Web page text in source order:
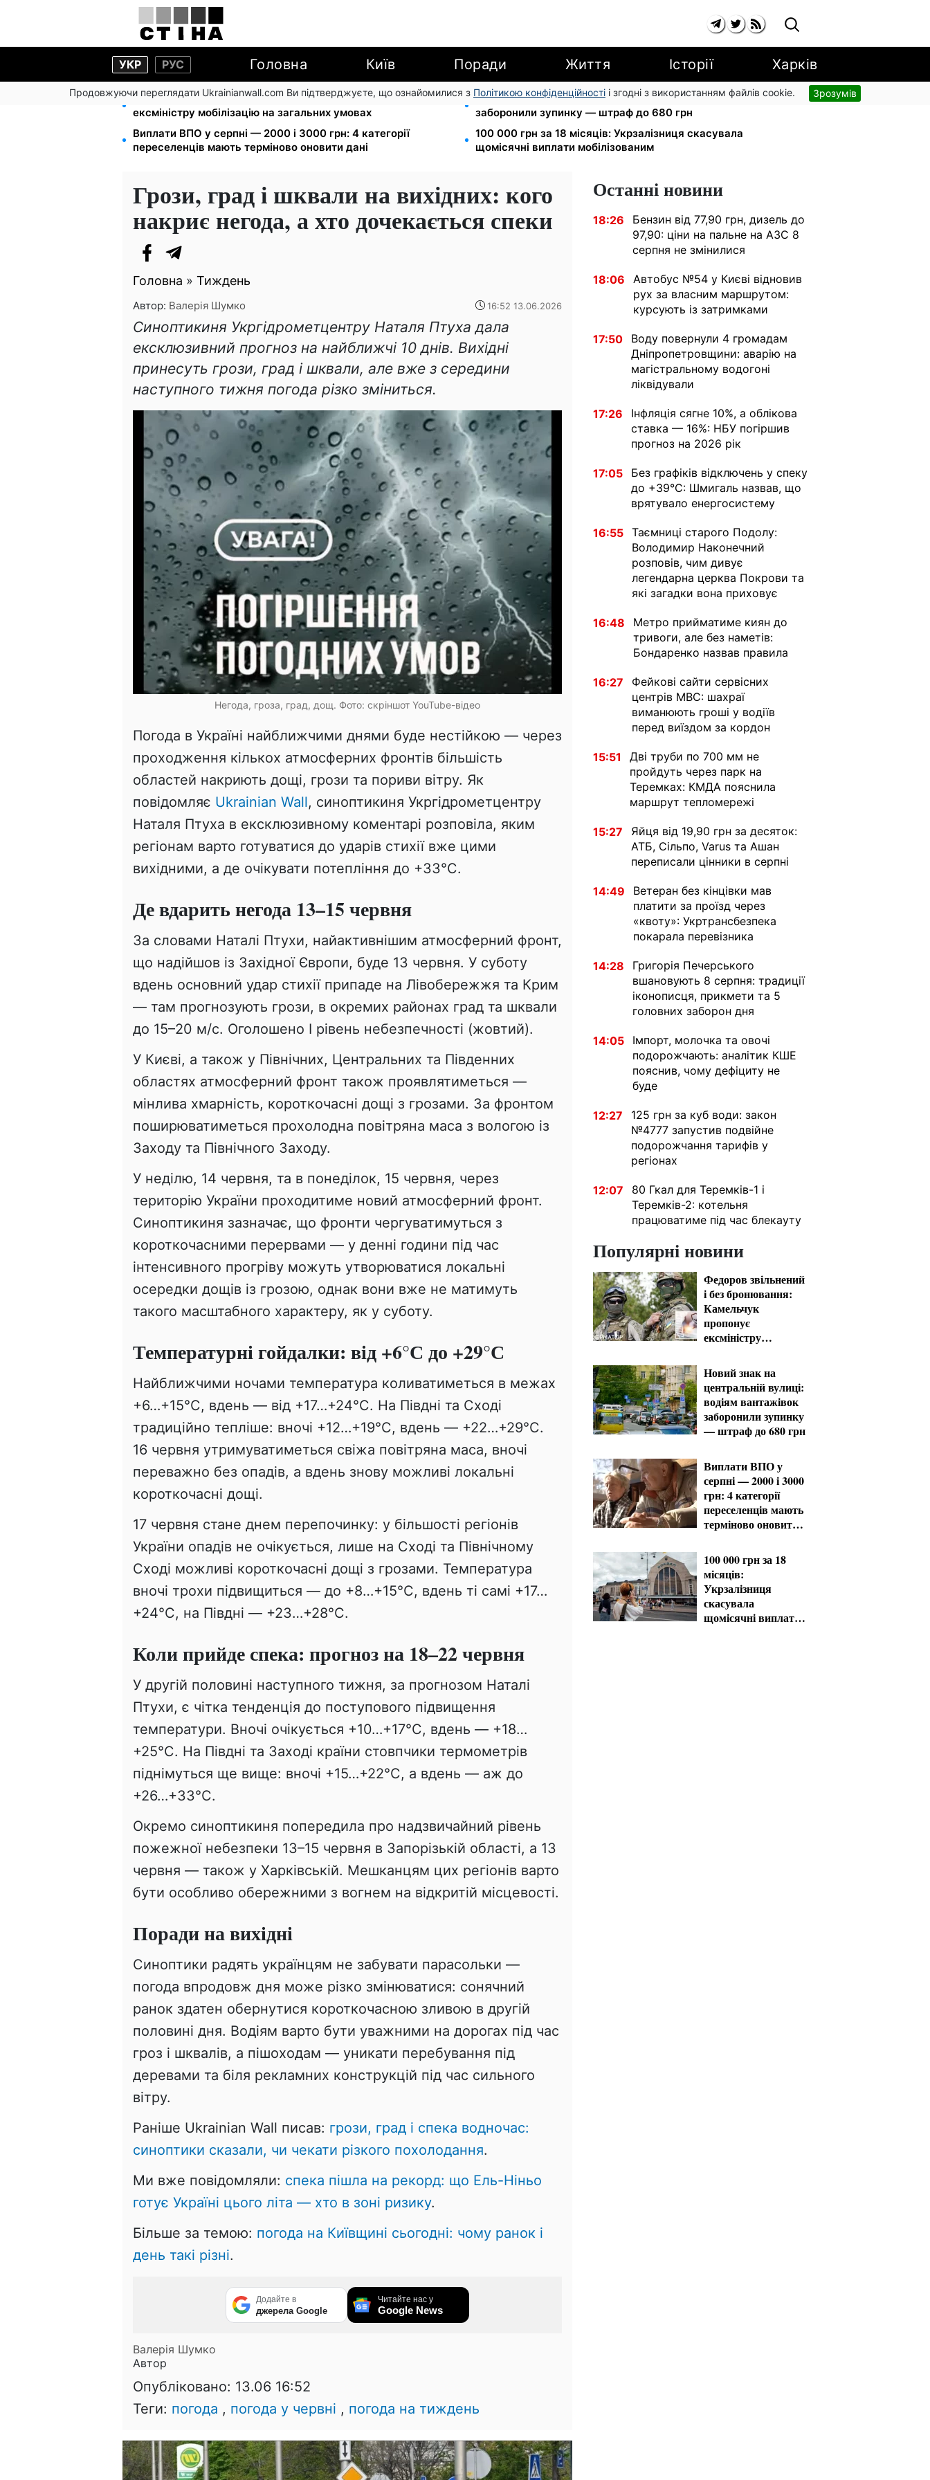
УКР РУС Головна Київ Поради Життя Історії Харків
Продовжуючи переглядати Ukrainianwall.com Ви підтверджуєте, що ознайомилися з Політикою конфіденційності і згодні з використанням файлів cookie. Зрозумів
Федоров звільнений і без бронювання: Камельчук пропонує
ексміністру мобілізацію на загальних умовах
Новий знак на центральній вулиці: водіям вантажівок
заборонили зупинку — штраф до 680 грн
Виплати ВПО у серпні — 2000 і 3000 грн: 4 категорії
переселенців мають терміново оновити дані
100 000 грн за 18 місяців: Укрзалізниця скасувала
щомісячні виплати мобілізованим
Грози, град і шквали на вихідних: кого
накриє негода, а хто дочекається спеки
Головна » Тиждень
Автор: Валерія Шумко 16:52 13.06.2026
Синоптикиня Укргідрометцентру Наталя Птуха дала
ексклюзивний прогноз на найближчі 10 днів. Вихідні
принесуть грози, град і шквали, але вже з середини
наступного тижня погода різко зміниться.
Негода, гроза, град, дощ. Фото: скріншот YouTube-відео
Погода в Україні найближчими днями буде нестійкою — через
проходження кількох атмосферних фронтів більшість
областей накриють дощі, грози та пориви вітру. Як
повідомляє Ukrainian Wall, синоптикиня Укргідрометцентру
Наталя Птуха в ексклюзивному коментарі розповіла, яким
регіонам варто готуватися до ударів стихії вже цими
вихідними, а де очікувати потепління до +33°С.
Де вдарить негода 13–15 червня
За словами Наталі Птухи, найактивнішим атмосферний фронт,
що надійшов із Західної Європи, буде 13 червня. У суботу
вдень основний удар стихії припаде на Лівобережжя та Крим
— там прогнозують грози, в окремих районах град та шквали
до 15–20 м/с. Оголошено І рівень небезпечності (жовтий).
У Києві, а також у Північних, Центральних та Південних
областях атмосферний фронт також проявлятиметься —
мінлива хмарність, короткочасні дощі з грозами. За фронтом
поширюватиметься прохолодна повітряна маса з вологою із
Заходу та Північного Заходу.
У неділю, 14 червня, та в понеділок, 15 червня, через
територію України проходитиме новий атмосферний фронт.
Синоптикиня зазначає, що фронти чергуватимуться з
короткочасними перервами — у денні години під час
інтенсивного прогріву можуть утворюватися локальні
осередки дощів із грозою, однак вони вже не матимуть
такого масштабного характеру, як у суботу.
Температурні гойдалки: від +6°С до +29°С
Найближчими ночами температура коливатиметься в межах
+6…+15°С, вдень — від +17…+24°С. На Півдні та Сході
традиційно тепліше: вночі +12…+19°С, вдень — +22…+29°С.
16 червня утримуватиметься свіжа повітряна маса, вночі
переважно без опадів, а вдень знову можливі локальні
короткочасні дощі.
17 червня стане днем перепочинку: у більшості регіонів
України опадів не очікується, лише на Сході та Північному
Сході можливі короткочасні дощі з грозами. Температура
вночі трохи підвищиться — до +8…+15°С, вдень ті самі +17…
+24°С, на Півдні — +23…+28°С.
Коли прийде спека: прогноз на 18–22 червня
У другій половині наступного тижня, за прогнозом Наталі
Птухи, є чітка тенденція до поступового підвищення
температури. Вночі очікується +10…+17°С, вдень — +18…
+25°С. На Півдні та Заході країни стовпчики термометрів
піднімуться ще вище: вночі +15…+22°С, а вдень — аж до
+26…+33°С.
Окремо синоптикиня попередила про надзвичайний рівень
пожежної небезпеки 13–15 червня в Запорізькій області, а 13
червня — також у Харківській. Мешканцям цих регіонів варто
бути особливо обережними з вогнем на відкритій місцевості.
Поради на вихідні
Синоптики радять українцям не забувати парасольки —
погода впродовж дня може різко змінюватися: сонячний
ранок здатен обернутися короткочасною зливою в другій
половині дня. Водіям варто бути уважними на дорогах під час
гроз і шквалів, а пішоходам — уникати перебування під
деревами та біля рекламних конструкцій під час сильного
вітру.
Раніше Ukrainian Wall писав: грози, град і спека водночас:
синоптики сказали, чи чекати різкого похолодання.
Ми вже повідомляли: спека пішла на рекорд: що Ель-Ніньо
готує Україні цього літа — хто в зоні ризику.
Більше за темою: погода на Київщині сьогодні: чому ранок і
день такі різні.
Додайте в
джерела Google
Читайте нас у
Google News
Валерія Шумко
Автор
Опубліковано: 13.06 16:52
Теги: погода , погода у червні , погода на тиждень
Останні новини
18:26
Бензин від 77,90 грн, дизель до
97,90: ціни на пальне на АЗС 8
серпня не змінилися
18:06
Автобус №54 у Києві відновив
рух за власним маршрутом:
курсують із затримками
17:50
Воду повернули 4 громадам
Дніпропетровщини: аварію на
магістральному водогоні
ліквідували
17:26
Інфляція сягне 10%, а облікова
ставка — 16%: НБУ погіршив
прогноз на 2026 рік
17:05
Без графіків відключень у спеку
до +39°C: Шмигаль назвав, що
врятувало енергосистему
16:55 Таємниці старого Подолу:
Володимир Наконечний
розповів, чим дивує
легендарна церква Покрови та
які загадки вона приховує
16:48
Метро прийматиме киян до
тривоги, але без наметів:
Бондаренко назвав правила
16:27
Фейкові сайти сервісних
центрів МВС: шахраї
виманюють гроші у водіїв
перед виїздом за кордон
15:51
Дві труби по 700 мм не
пройдуть через парк на
Теремках: КМДА пояснила
маршрут тепломережі
15:27
Яйця від 19,90 грн за десяток:
АТБ, Сільпо, Varus та Ашан
переписали цінники в серпні
14:49
Ветеран без кінцівки мав
платити за проїзд через
«квоту»: Укртрансбезпека
покарала перевізника
14:28
Григорія Печерського
вшановують 8 серпня: традиції
іконописця, прикмети та 5
головних заборон дня
14:05
Імпорт, молочка та овочі
подорожчають: аналітик КШЕ
пояснив, чому дефіциту не
буде
12:27
125 грн за куб води: закон
№4777 запустив подвійне
подорожчання тарифів у
регіонах
12:07
80 Гкал для Теремків-1 і
Теремків-2: котельня
працюватиме під час блекауту
Популярні новини
Федоров звільнений
і без бронювання:
Камельчук
пропонує
ексміністру
загальних умовах
Новий знак на
центральній вулиці:
водіям вантажівок
заборонили зупинку
— штраф до 680 грн
Виплати ВПО у
серпні — 2000 і 3000
грн: 4 категорії
переселенців мають
терміново оновити
100 000 грн за 18
місяців:
Укрзалізниця
скасувала
щомісячні виплати